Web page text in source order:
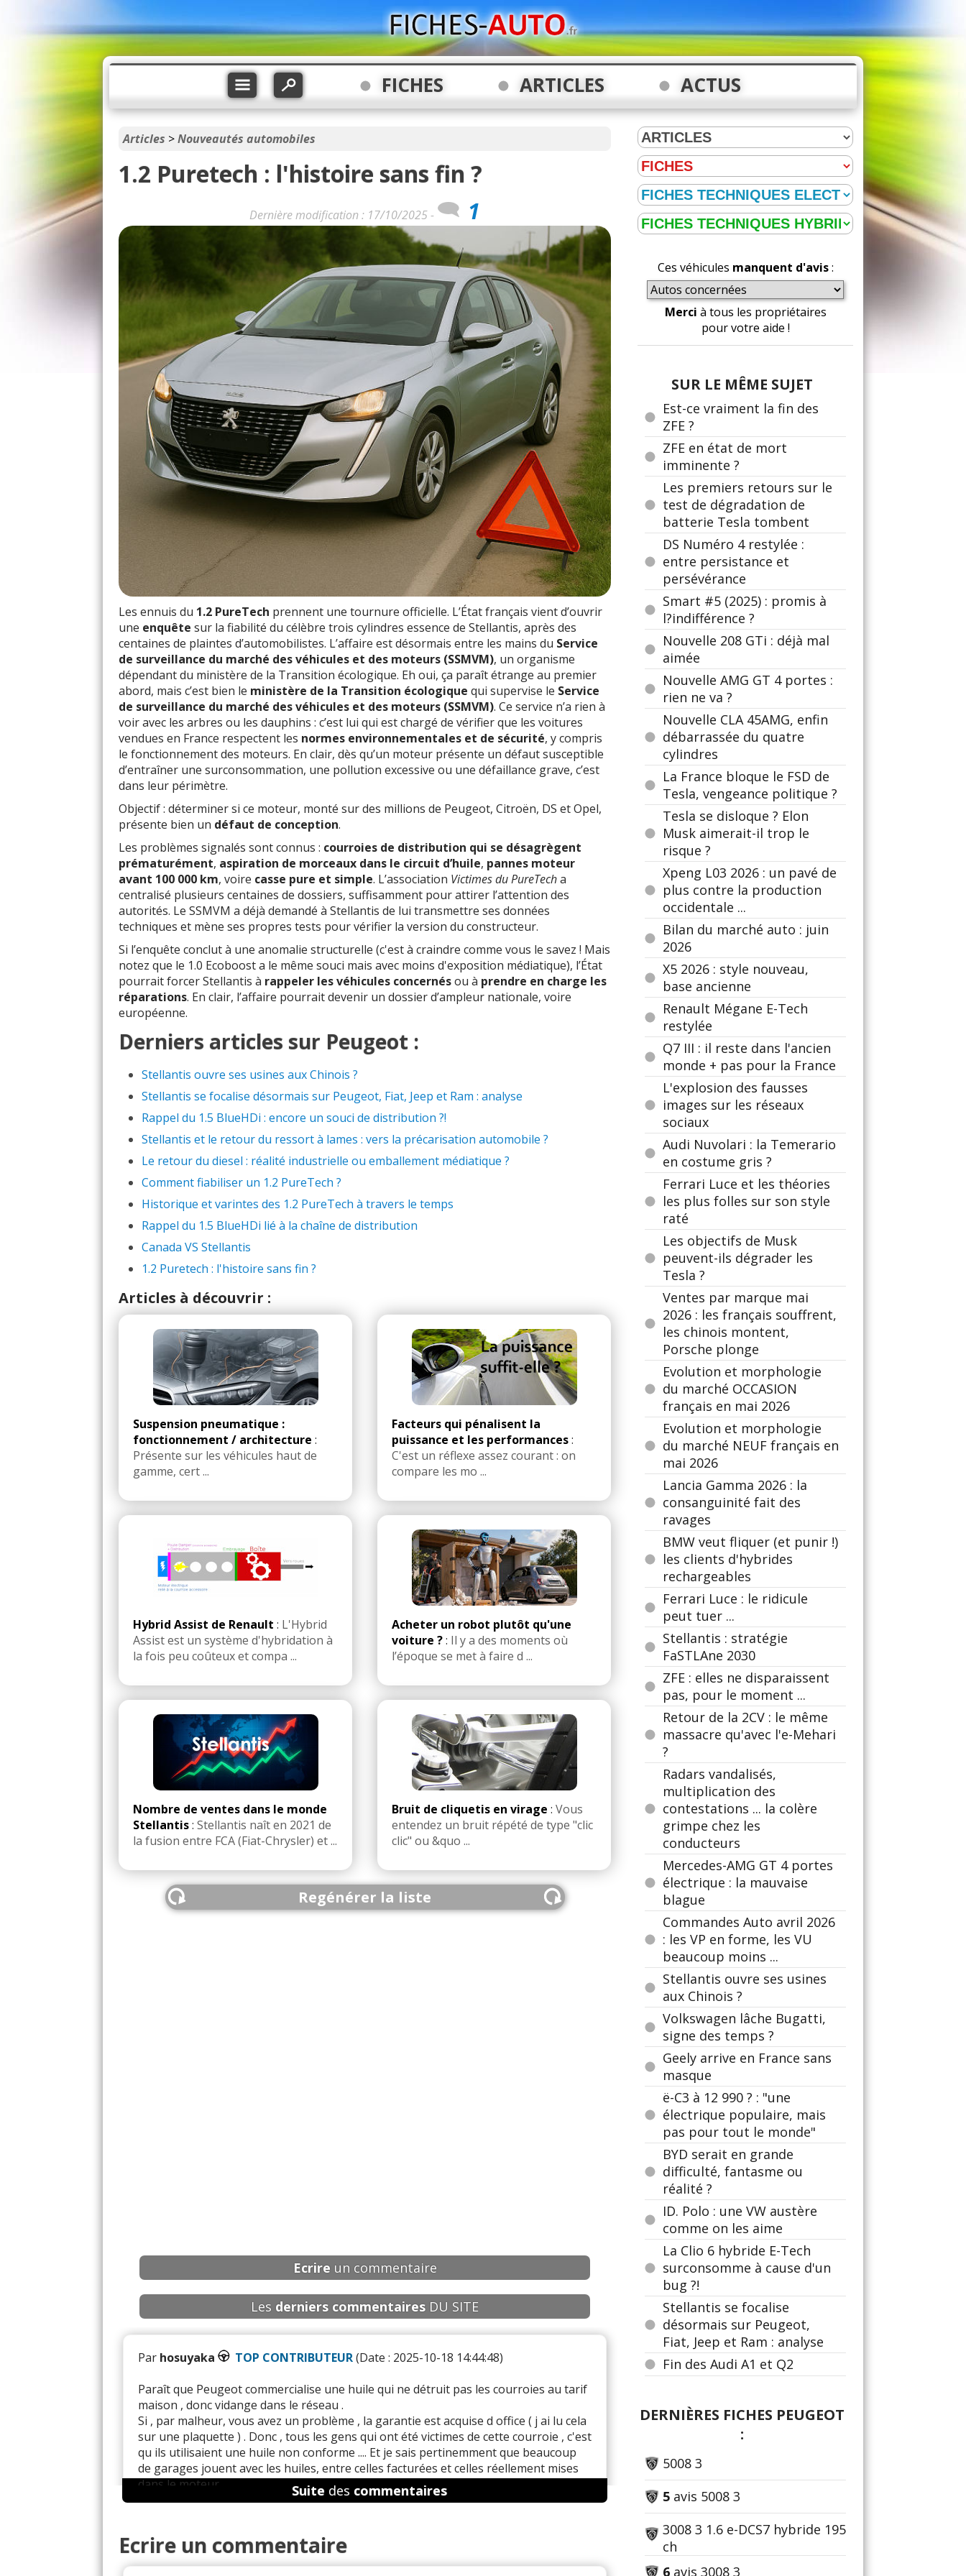
FICHES ARTICLES ACTUS
Articles >Nouveautés automobiles
1.2 Puretech : l'histoire sans fin ?
Dernière modification : 17/10/2025 - 1
Les ennuis du 1.2 PureTech prennent une tournure officielle. L’État français vient d’ouvrir
une enquête sur la fiabilité du célèbre trois cylindres essence de Stellantis, après des
centaines de plaintes d’automobilistes. L’affaire est désormais entre les mains du Service
de surveillance du marché des véhicules et des moteurs (SSMVM), un organisme
dépendant du ministère de la Transition écologique. Eh oui, ça paraît étrange au premier
abord, mais c’est bien le ministère de la Transition écologique qui supervise le Service
de surveillance du marché des véhicules et des moteurs (SSMVM). Ce service n’a rien à
voir avec les arbres ou les dauphins : c’est lui qui est chargé de vérifier que les voitures
vendues en France respectent les normes environnementales et de sécurité, y compris
le fonctionnement des moteurs. En clair, dès qu’un moteur présente un défaut susceptible
d’entraîner une surconsommation, une pollution excessive ou une défaillance grave, c’est
dans leur périmètre.
Objectif : déterminer si ce moteur, monté sur des millions de Peugeot, Citroën, DS et Opel,
présente bien un défaut de conception.
Les problèmes signalés sont connus : courroies de distribution qui se désagrègent
prématurément, aspiration de morceaux dans le circuit d’huile, pannes moteur
avant 100 000 km, voire casse pure et simple. L’association Victimes du PureTecha
centralisé plusieurs centaines de dossiers, suffisamment pour attirer l’attention des
autorités. Le SSMVM a déjà demandé à Stellantis de lui transmettre ses données
techniques et mène ses propres tests pour vérifier la version du constructeur.
Si l’enquête conclut à une anomalie structurelle (c'est à craindre comme vous le savez ! Mais
notez que le 1.0 Ecoboost a le même souci mais avec moins d'exposition médiatique), l’État
pourrait forcer Stellantis à rappeler les véhicules concernésou à prendre en charge les
réparations. En clair, l’affaire pourrait devenir un dossier d’ampleur nationale, voire
européenne.
Derniers articles sur Peugeot :
Stellantis ouvre ses usines aux Chinois ?
Stellantis se focalise désormais sur Peugeot, Fiat, Jeep et Ram : analyse
Rappel du 1.5 BlueHDi : encore un souci de distribution ?!
Stellantis et le retour du ressort à lames : vers la précarisation automobile ?
Le retour du diesel : réalité industrielle ou emballement médiatique ?
Comment fiabiliser un 1.2 PureTech ?
Historique et varintes des 1.2 PureTech à travers le temps
Rappel du 1.5 BlueHDi lié à la chaîne de distribution
Canada VS Stellantis
1.2 Puretech : l'histoire sans fin ?
Articles à découvrir :
Suspension pneumatique :
fonctionnement / architecture :
Présente sur les véhicules haut de
gamme, cert ...
Facteurs qui pénalisent la
puissance et les performances:
C'est un réflexe assez courant : on
compare les mo ...
Hybrid Assist de Renault : L'Hybrid
Assist est un système d'hybridation à
la fois peu coûteux et compa ...
Acheter un robot plutôt qu'une
voiture ?: Il y a des moments où
l’époque se met à faire d ...
Nombre de ventes dans le monde
Stellantis: Stellantis naît en 2021 de
la fusion entre FCA (Fiat-Chrysler) et ...
Bruit de cliquetis en virage : Vous
entendez un bruit répété de type "clic
clic" ou &quo ...
Regénérer la liste
Ecrire un commentaire
Les derniers commentaires DU SITE
Par hosuyaka TOP CONTRIBUTEUR(Date : 2025-10-18 14:44:48)
Paraît que Peugeot commercialise une huile qui ne détruit pas les courroies au tarif
maison , donc vidange dans le réseau .
Si , par malheur, vous avez un problème , la garantie est acquise d office ( j ai lu cela
sur une plaquette ) . Donc , tous les gens qui ont été victimes de cette courroie , c'est
qu ils utilisaient une huile non conforme .... Et je sais pertinemment que beaucoup
de garages jouent avec les huiles, entre celles facturées et celles réellement mises
dans le moteur .
Je sens que des avocats vont se régaler .
Suite des commentaires
Ecrire un commentaire
Ces véhicules manquent d'avis:
Merci à tous les propriétaires
pour votre aide !
SUR LE MÊME SUJET
Est-ce vraiment la fin des
ZFE ?
ZFE en état de mort
imminente ?
Les premiers retours sur le
test de dégradation de
batterie Tesla tombent
DS Numéro 4 restylée :
entre persistance et
persévérance
Smart #5 (2025) : promis à
l?indifférence ?
Nouvelle 208 GTi : déjà mal
aimée
Nouvelle AMG GT 4 portes :
rien ne va ?
Nouvelle CLA 45AMG, enfin
débarrassée du quatre
cylindres
La France bloque le FSD de
Tesla, vengeance politique ?
Tesla se disloque ? Elon
Musk aimerait-il trop le
risque ?
Xpeng L03 2026 : un pavé de
plus contre la production
occidentale ...
Bilan du marché auto : juin
2026
X5 2026 : style nouveau,
base ancienne
Renault Mégane E-Tech
restylée
Q7 III : il reste dans l'ancien
monde + pas pour la France
L'explosion des fausses
images sur les réseaux
sociaux
Audi Nuvolari : la Temerario
en costume gris ?
Ferrari Luce et les théories
les plus folles sur son style
raté
Les objectifs de Musk
peuvent-ils dégrader les
Tesla ?
Ventes par marque mai
2026 : les français souffrent,
les chinois montent,
Porsche plonge
Evolution et morphologie
du marché OCCASION
français en mai 2026
Evolution et morphologie
du marché NEUF français en
mai 2026
Lancia Gamma 2026 : la
consanguinité fait des
ravages
BMW veut fliquer (et punir !)
les clients d'hybrides
rechargeables
Ferrari Luce : le ridicule
peut tuer ...
Stellantis : stratégie
FaSTLAne 2030
ZFE : elles ne disparaissent
pas, pour le moment ...
Retour de la 2CV : le même
massacre qu'avec l'e-Mehari
?
Radars vandalisés,
multiplication des
contestations ... la colère
grimpe chez les
conducteurs
Mercedes-AMG GT 4 portes
électrique : la mauvaise
blague
Commandes Auto avril 2026
: les VP en forme, les VU
beaucoup moins ...
Stellantis ouvre ses usines
aux Chinois ?
Volkswagen lâche Bugatti,
signe des temps ?
Geely arrive en France sans
masque
ë-C3 à 12 990 ? : "une
électrique populaire, mais
pas pour tout le monde"
BYD serait en grande
difficulté, fantasme ou
réalité ?
ID. Polo : une VW austère
comme on les aime
La Clio 6 hybride E-Tech
surconsomme à cause d'un
bug ?!
Stellantis se focalise
désormais sur Peugeot,
Fiat, Jeep et Ram : analyse
Fin des Audi A1 et Q2
DERNIÈRES FICHES PEUGEOT
:
5008 3
5 avis 5008 3
3008 3 1.6 e-DCS7 hybride 195
ch
6 avis 3008 3